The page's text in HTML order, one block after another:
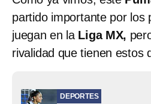
partido importante por los
juegan en laLiga MX,
rivalidad que tienen estos
DEPORTES